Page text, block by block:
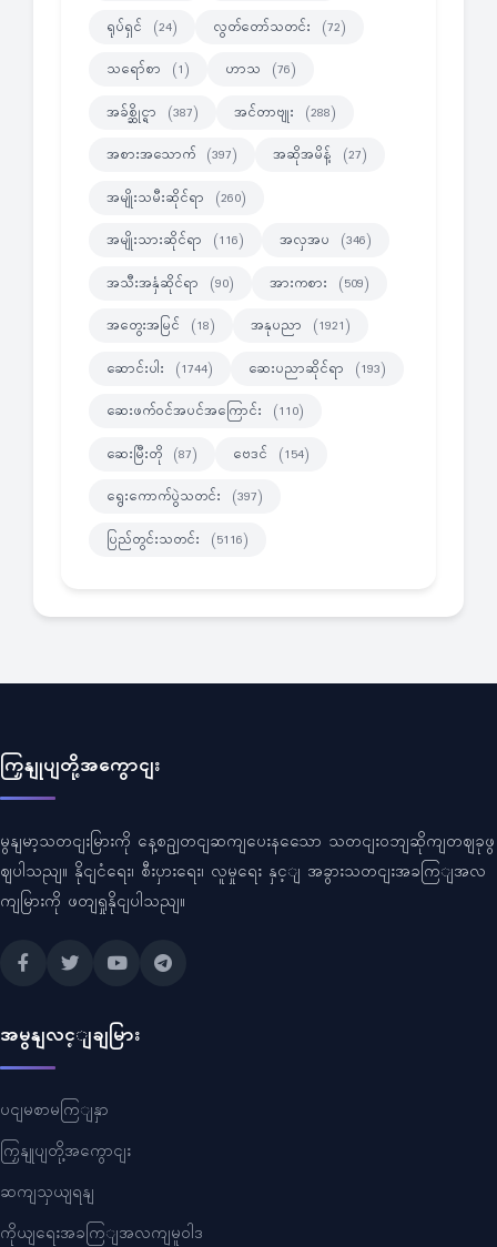
ရုပ်ရှင် (24) လွတ်တော်သတင်း (72)
သရော်စာ (1) ဟာသ (76)
အခ်စ္ဆိုင္ရာ (387) အင်တာဗျုး (288)
အစားအသောက် (397) အဆိုအမိန့် (27)
အမျိုးသမီးဆိုင်ရာ (260)
အမျိုးသားဆိုင်ရာ (116) အလှအပ (346)
အသီးအနှံဆိုင်ရာ (90) အားကစား (509)
အတွေးအမြင် (18) အနုပညာ (1921)
ဆောင်းပါး (1744) ဆေးပညာဆိုင်ရာ (193)
ဆေးဖက်ဝင်အပင်အကြောင်း (110)
ဆေးမြီးတို (87) ဗေဒင် (154)
ရွေးကောက်ပွဲသတင်း (397)
ပြည်တွင်းသတင်း (5116)
ကြှနျုပျတို့အကွောငျး
မွနျမာ့သတငျးမြားကို နေ့စဥျတငျဆကျပေးနသေော သတငျးဝဘျဆိုကျတဈခုဖွ
ဈပါသညျ။ နိုငျငံရေး၊ စီးပှားရေး၊ လူမှုရေး နှင့ျ အခွားသတငျးအခကြျအလ
ကျမြားကို ဖတျရှုနိုငျပါသညျ။
အမွနျလင့ျချမြား
ပငျမစာမကြျနှာ
ကြှနျုပျတို့အကွောငျး
ဆကျသှယျရနျ
ကိုယျရေးအခကြျအလကျမူဝါဒ